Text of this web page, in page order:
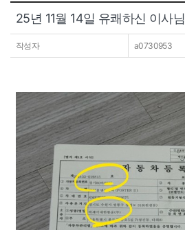
공지사항
이용후기
25년 11월 14일 유쾌하신 이사님
작성자 a0730953